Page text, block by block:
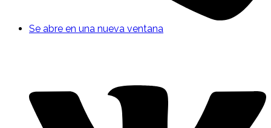
Se abre en una nueva ventana